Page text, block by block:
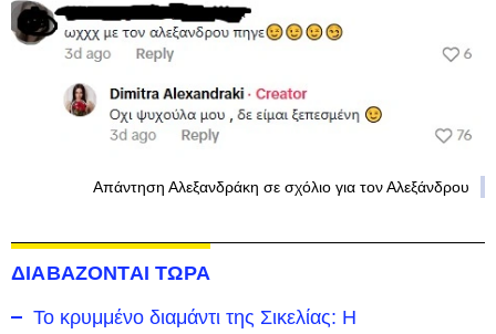
Απάντηση Αλεξανδράκη σε σχόλιο για τον Αλεξάνδρου
ΔΙΑΒΑΖΟΝΤΑΙ ΤΩΡΑ
Το κρυμμένο διαμάντι της Σικελίας: Η